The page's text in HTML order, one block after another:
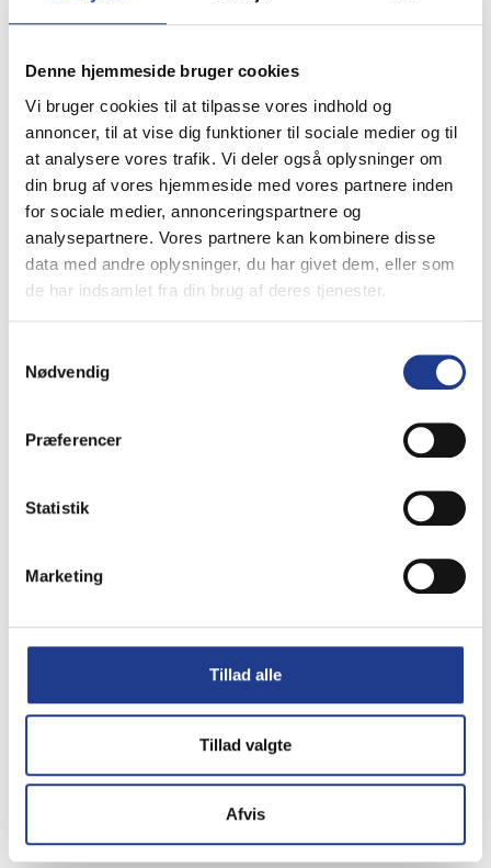
Denne hjemmeside bruger cookies
Vi bruger cookies til at tilpasse vores indhold og
annoncer, til at vise dig funktioner til sociale medier og til
at analysere vores trafik. Vi deler også oplysninger om
din brug af vores hjemmeside med vores partnere inden
for sociale medier, annonceringspartnere og
analysepartnere. Vores partnere kan kombinere disse
data med andre oplysninger, du har givet dem, eller som
de har indsamlet fra din brug af deres tjenester.
Nødvendig
Præferencer
Statistik
Marketing
Tillad alle
Tillad valgte
Afvis
højde 20 cm.
29, 33 og 40 cm.
Måske du også er interesseret i:
Fundablokke, 19x20x50
Fra1600 DKK/ pr. stk.
Lev. omk. tillægges
Fra139DKK
Se produkt
Mulighederne
på
varesiden
Cirkelsten / Hjertingsten Flex-Line lille
Lev. omk. tillægges
vare
har
varianter.
Mulighederne
vælges
Herregårdssten 2/3 sten
Se produktDette